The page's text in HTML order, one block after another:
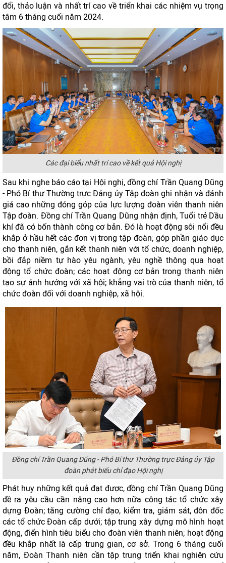
đổi, thảo luận và nhất trí cao về triển khai các nhiệm vụ trọng
tâm 6 tháng cuối năm 2024.
Các đại biểu nhất trí cao về kết quả Hội nghị
Sau khi nghe báo cáo tại Hội nghị, đồng chí Trần Quang Dũng
- Phó Bí thư Thường trực Đảng ủy Tập đoàn ghi nhận và đánh
giá cao những đóng góp của lực lượng đoàn viên thanh niên
Tập đoàn. Đồng chí Trần Quang Dũng nhận định, Tuổi trẻ Dầu
khí đã có bốn thành công cơ bản. Đó là hoạt động sôi nổi đều
khắp ở hầu hết các đơn vị trong tập đoàn; góp phần giáo dục
cho thanh niên, gắn kết thanh niên với tổ chức, doanh nghiệp,
bồi đắp niềm tự hào yêu ngành, yêu nghề thông qua hoạt
động tổ chức đoàn; các hoạt động cơ bản trong thanh niên
tạo sự ảnh hưởng với xã hội; khẳng vai trò của thanh niên, tổ
chức đoàn đối với doanh nghiệp, xã hội.
Đồng chí Trần Quang Dũng - Phó Bí thư Thường trực Đảng ủy Tập
đoàn phát biểu chỉ đạo Hội nghị
Phát huy những kết quả đạt được, đồng chí Trần Quang Dũng
đề ra yêu cầu cần nâng cao hơn nữa công tác tổ chức xây
dựng Đoàn; tăng cường chỉ đạo, kiểm tra, giám sát, đôn đốc
các tổ chức Đoàn cấp dưới; tập trung xây dựng mô hình hoạt
động, điển hình tiêu biểu cho đoàn viên thanh niên; hoạt động
đều khắp nhất là cấp trung gian, cơ sở. Trong 6 tháng cuối
năm, Đoàn Thanh niên cần tập trung triển khai nghiên cứu